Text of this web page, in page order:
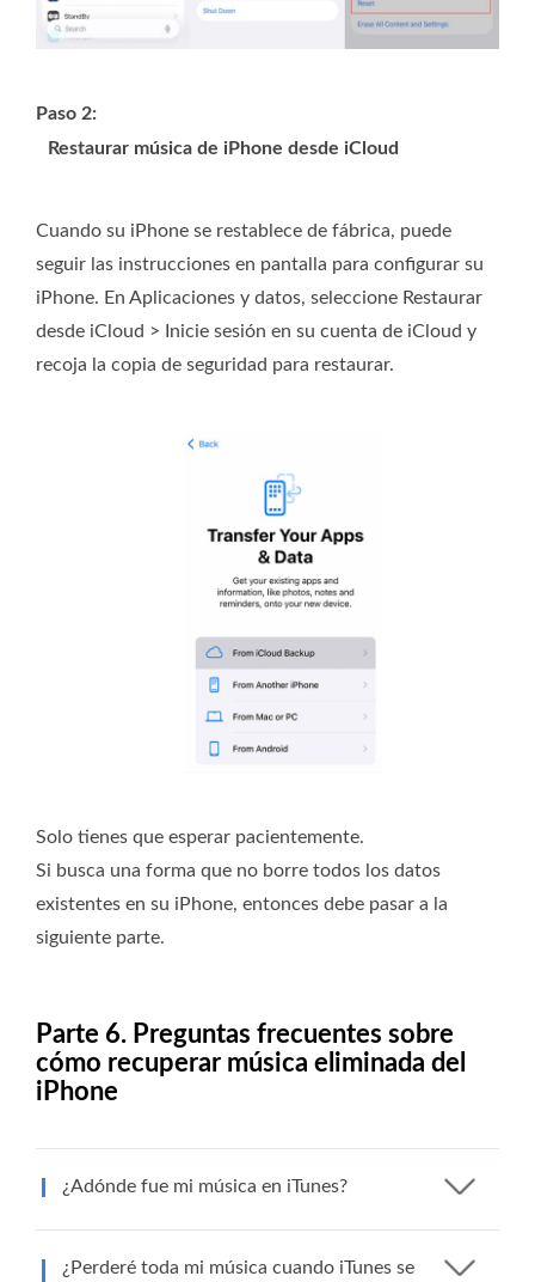
Paso 2:
Restaurar música de iPhone desde iCloud
Cuando su iPhone se restablece de fábrica, puede
seguir las instrucciones en pantalla para configurar su
iPhone. En Aplicaciones y datos, seleccione Restaurar
desde iCloud > Inicie sesión en su cuenta de iCloud y
recoja la copia de seguridad para restaurar.
Solo tienes que esperar pacientemente.
Si busca una forma que no borre todos los datos
existentes en su iPhone, entonces debe pasar a la
siguiente parte.
Parte 6. Preguntas frecuentes sobre
cómo recuperar música eliminada del
iPhone
¿Adónde fue mi música en iTunes?
¿Perderé toda mi música cuando iTunes se